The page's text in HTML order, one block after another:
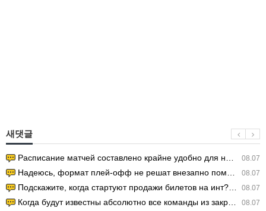
새댓글
08.07
Расписание матчей составлено крайне удобно для нашего часово…
08.07
Надеюсь, формат плей-офф не решат внезапно поменять. https:/…
08.07
Подскажите, когда стартуют продажи билетов на инт? https://g…
08.07
Когда будут известны абсолютно все команды из закрытых квали…